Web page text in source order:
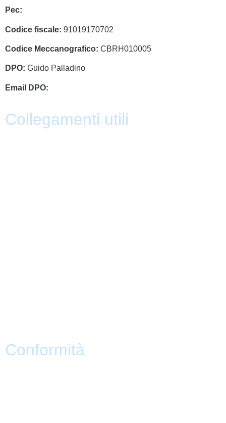
Pec:
Codice fiscale: 91019170702
Codice Meccanografico: CBRH010005
DPO: Guido Palladino
Email DPO:
Collegamenti utili
Conformità